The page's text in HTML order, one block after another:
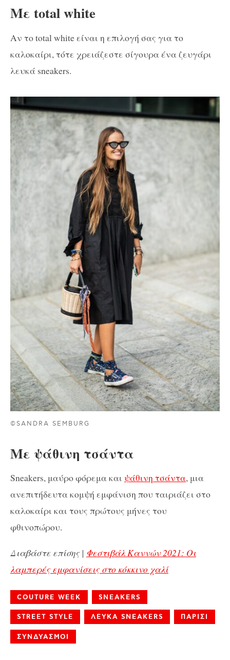
Με total white
Αν το total white είναι η επιλογή σας για το
καλοκαίρι, τότε χρειάζεστε σίγουρα ένα ζευγάρι
λευκά sneakers.
©SANDRA SEMBURG
Με ψάθινη τσάντα
Sneakers, μαύρο φόρεμα και ψάθινη τσάντα, μια
ανεπιτήδευτα κομψή εμφάνιση που ταιριάζει στο
καλοκαίρι και τους πρώτους μήνες του
φθινοπώρου.
Διαβάστε επίσης | Φεστιβάλ Καννών 2021: Οι
λαμπερές εμφανίσεις στο κόκκινο χαλί
COUTURE WEEK SNEAKERS
STREET STYLE ΛΕΥΚΑ SNEAKERS ΠΑΡΙΣΙ
ΣΥΝΔΥΑΣΜΟΙ